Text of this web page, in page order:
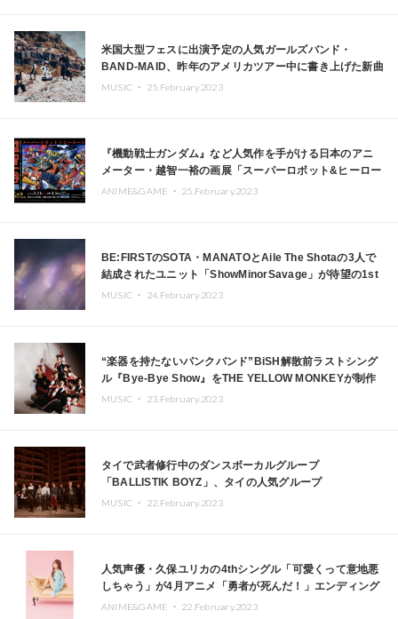
米国大型フェスに出演予定の人気ガールズバンド・
BAND-MAID、昨年のアメリカツアー中に書き上げた新曲
「Memorable」配信リリース＆MVも公開
MUSIC ・ 25.February.2023
『機動戦士ガンダム』など人気作を手がける日本のアニ
メーター・越智一裕の画展「スーパーロボット&ヒーロー
の世界」が松坂屋名古屋店にて開催
ANIME&GAME ・ 25.February.2023
BE:FIRSTのSOTA・MANATOとAile The Shotaの3人で
結成されたユニット「ShowMinorSavage」が待望の1st
EPをリリース
MUSIC ・ 24.February.2023
“楽器を持たないパンクバンド”BiSH解散前ラストシング
ル『Bye-Bye Show』をTHE YELLOW MONKEYが制作
MUSIC ・ 23.February.2023
タイで武者修行中のダンスボーカルグループ
「BALLISTIK BOYZ」、タイの人気グループ
「TRINITY」とコラボ楽曲 「Drop Dead feat. TRINITY」
MUSIC ・ 22.February.2023
人気声優・久保ユリカの4thシングル「可愛くって意地悪
しちゃう」が4月アニメ「勇者が死んだ！」エンディング
テーマに決定
ANIME&GAME ・ 22.February.2023